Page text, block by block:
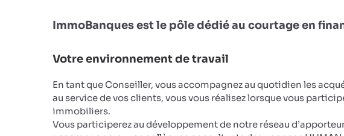
ImmoBanques est le pôle dédié au courtage en
Votre environnement de travail
En tant que Conseiller, vous accompagnez au quotidien les
au service de vos clients, vous vous réalisez lorsque vous
immobiliers.
Vous participerez au développement de notre réseau